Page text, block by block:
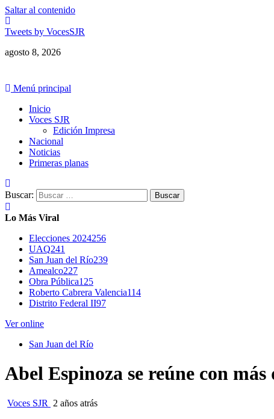
Saltar al contenido
Tweets by VocesSJR
agosto 8, 2026
Menú principal
Inicio
Voces SJR
Edición Impresa
Nacional
Noticias
Primeras planas
Buscar:
Lo Más Viral
Elecciones 2024256
UAQ241
San Juan del Río239
Amealco227
Obra Pública125
Roberto Cabrera Valencia114
Distrito Federal II97
Ver online
San Juan del Río
Abel Espinoza se reúne con
Voces SJR 2 años atrás